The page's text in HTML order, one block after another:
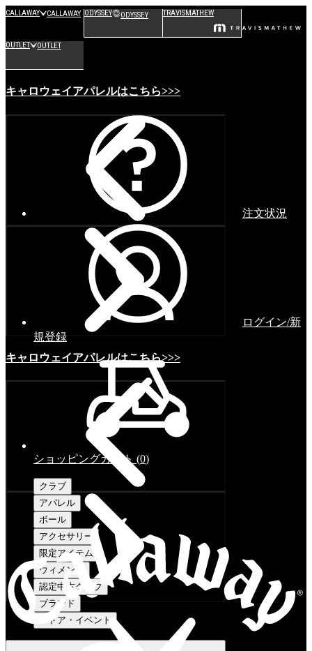
CALLAWAY CALLAWAY ODYSSEY ODYSSEY TRAVISMATHEW
OUTLET OUTLET
キャロウェイアパレルはこちら>>>
キャロウェイアパレルはこちら>>>
注文状況
ログイン/新
規登録
ショッピングカート (0)
クラブ
アパレル
ボール
アクセサリー
限定アイテム
ウィメンズ
認定中古クラブ
ブランド
ストア・イベント